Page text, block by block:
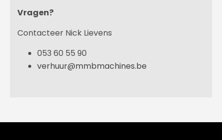
Vragen?
Contacteer Nick Lievens
053 60 55 90
verhuur@mmbmachines.be